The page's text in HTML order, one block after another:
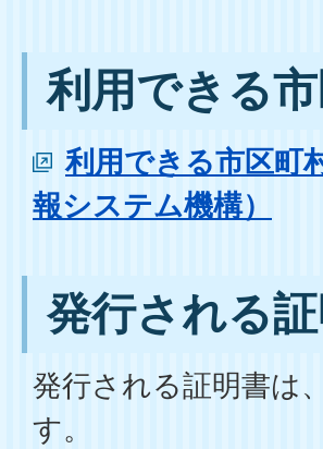
利用できる
利用できる市区町
報システム機構）
発行される
発行される証明書は
す。